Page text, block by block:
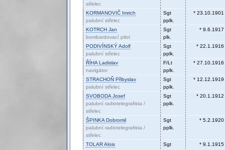
střelec
KORMANOVIČ Imrich
palubní střelec
Sgt
pplk.
* 23.10.1901
KOTRCH Jan
bombardovací pilot
Sgt
plk.
* 9.6.1917
PODIVÍNSKÝAdolf
palubní střelec
Sgt
pplk.
* 22.1.1916
ŘÍHALadislav
navigátor
F/Lt
pplk.
* 27.10.1916
STRACHOŇ Přibyslav
palubní střelec
Sgt
pplk.
* 12.12.1919
SVOBODAJosef
palubní radiotelegrafista /
střelec
Sgt
pplk.
* 20.1.1912
ŠPINKADobromil
palubní radiotelegrafista /
střelec
Sgt
pplk.
* 5.2.1920
TOLARAlois
Sgt
* 9.1.1915